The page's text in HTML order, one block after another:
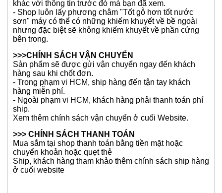
của máy.
+ Các máy có tình trạng đẹp dưới 90% trở xuống shop
không kinh doanh.
- Xin vui lòng kiểm tra tất cả các hình ảnh chặt chẽ và
xem các thông tin trong mục tình trạng.
- Hoặc bạn có thể liên hệ để biết thêm thông tin về sản
phẩm, inbox để xem thêm hình ảnh hoặc thông tin của
máy.
- 1 Model máy chúng tôi có rất nhiều Option và tình
trạng khác nhau, chúng tôi sử dụng 1 bài đăng để đăng
tải cho option và tình trạng máy hiện tại đang bán. Cho
nên Option và tình trạng ở thời điểm hiện tại có thể sẽ
khác với thông tin trước đó mà bạn đã xem.
- Shop luôn lấy phương châm "Tốt gỗ hơn tốt nước
sơn" máy có thể có những khiếm khuyết về bề ngoài
nhưng đặc biệt sẽ không khiếm khuyết về phần cứng
bên trong.
>>>CHÍNH SÁCH VẬN CHUYỂN